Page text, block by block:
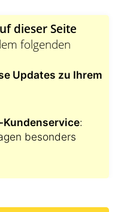
dieser Seite
folgenden
Updates zu Ihrem
Kundenservice:
besonders